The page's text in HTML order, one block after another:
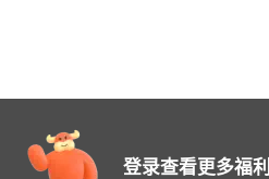
登录查看更多福